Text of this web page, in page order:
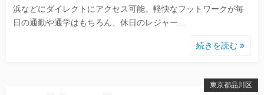
浜などにダイレクトにアクセス可能。軽快なフットワークが毎
日の通勤や通学はもちろん、休日のレジャー…
続きを読む
東京都品川区